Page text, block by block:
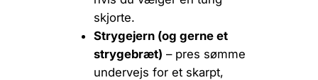
skjorte.
Strygejern (og gerne et
strygebræt) – pres sømme
undervejs for et skarpt,